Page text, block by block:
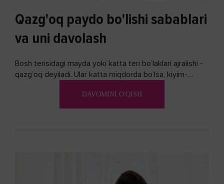
Qazg'oq paydo bo'lishi sabablari
va uni davolash
Bosh terisidagi mayda yoki katta teri bo’laklari ajralishi -
qazg’oq deyiladi. Ular katta miqdorda bo’lsa, kiyim-
DAVOMINI O'QISH